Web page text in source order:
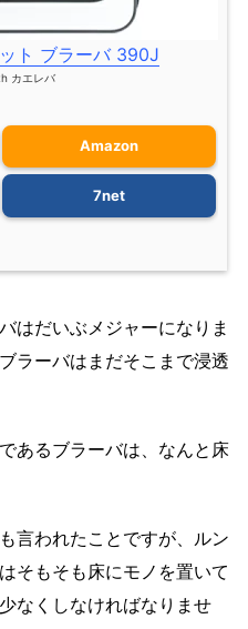
ト ブラーバ 390J
カエレバ
Amazon
7net
はだいぶメジャーになりま
ラーバはまだそこまで浸透
あるブラーバは、なんと床
言われたことですが、ルン
そもそも床にモノを置いて
なくしなければなりませ